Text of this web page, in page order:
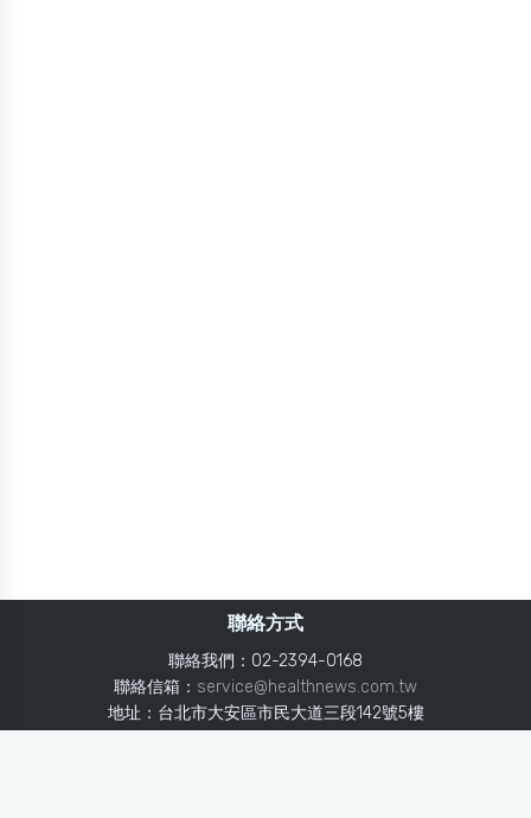
聯絡方式
聯絡我們：02-2394-0168
聯絡信箱： service@healthnews.com.tw
地址：台北市大安區市民大道三段142號5樓